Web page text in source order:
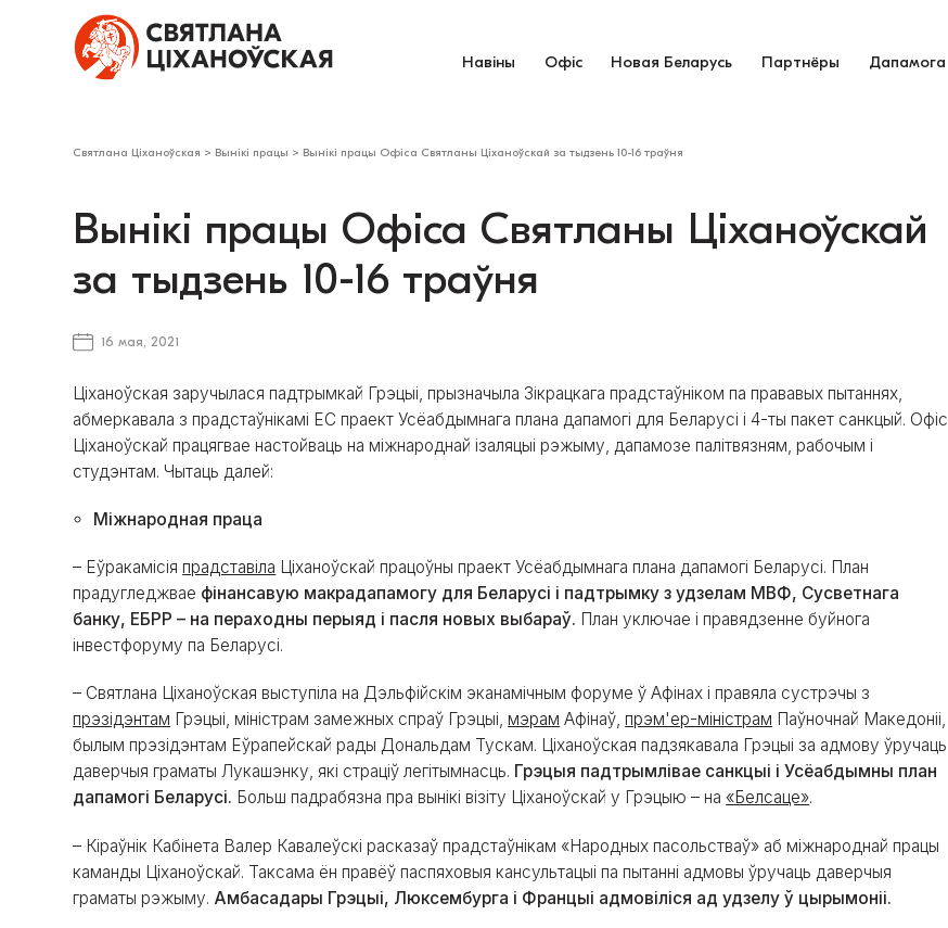
Навіны Офіс Новая Беларусь Партнёры Дапамога
Святлана Ціханоўская > Вынікі працы > Вынікі працы Офіса Святланы Ціханоўскай за тыдзень 10-16 траўня
Вынікі працы Офіса Святланы Ціханоўскай
за тыдзень 10-16 траўня
16 мая, 2021
Ціханоўская заручылася падтрымкай Грэцыі, прызначыла Зікрацкага прадстаўніком па прававых пытаннях,
абмеркавала з прадстаўнікамі ЕС праект Усёабдымнага плана дапамогі для Беларусі і 4-ты пакет санкцый. Офіс
Ціханоўскай працягвае настойваць на міжнароднай ізаляцыі рэжыму, дапамозе палітвязням, рабочым і
студэнтам. Чытаць далей:
Міжнародная праца
– Еўракамісіяпрадставіла Ціханоўскай працоўны праект Усёабдымнага плана дапамогі Беларусі. План
прадугледжвае фінансавую макрадапамогу для Беларусі і падтрымку з удзелам МВФ, Сусветнага
банку, ЕБРР – на пераходны перыяд і пасля новых выбараў. План уключае і правядзенне буйнога
інвестфоруму па Беларусі.
– Святлана Ціханоўская выступіла на Дэльфійскім эканамічным форуме ў Афінах і правяла сустрэчы з
прэзідэнтам Грэцыі, міністрам замежных спраў Грэцыі,мэрам Афінаў,прэм'ер-міністрам Паўночнай Македоніі,
былым прэзідэнтам Еўрапейскай рады Дональдам Тускам. Ціханоўская падзякавала Грэцыі за адмову ўручаць
даверчыя граматы Лукашэнку, які страціў легітымнасць. Грэцыя падтрымлівае санкцыі і Усёабдымны план
дапамогі Беларусі. Больш падрабязна пра вынікі візіту Ціханоўскай у Грэцыю – на «Белсаце».
– Кіраўнік Кабінета Валер Кавалеўскі расказаў прадстаўнікам «Народных пасольстваў» аб міжнароднай працы
каманды Ціханоўскай. Таксама ён правёў паспяховыя кансультацыі па пытанні адмовы ўручаць даверчыя
граматы рэжыму. Амбасадары Грэцыі, Люксембурга і Францыі адмовіліся ад удзелу ў цырымоніі.